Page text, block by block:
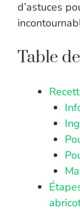
d’astuces
Table